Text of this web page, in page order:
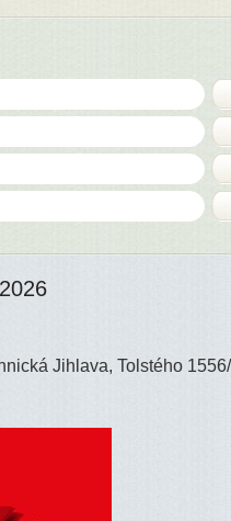
Jihlava, Tolstého